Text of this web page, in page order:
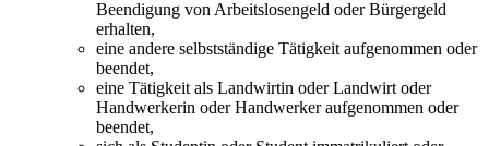
Beendigung von Arbeitslosengeld oder Bürgergeld
erhalten,
eine andere selbstständige Tätigkeit aufgenommen oder
beendet,
eine Tätigkeit als Landwirtin oder Landwirt oder
Handwerkerin oder Handwerker aufgenommen oder
beendet,